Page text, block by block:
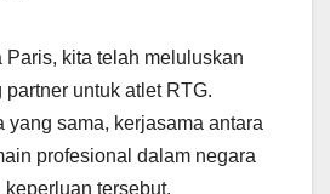
Paris, kita telah meluluskan
untuk atlet RTG.
yang sama, kerjasama antara
profesional dalam negara
tersebut.